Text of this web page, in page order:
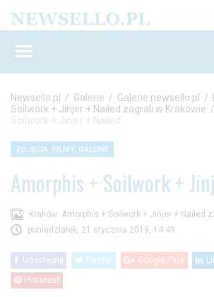
Newsello.pl / Galerie / Galerie newsello.pl /
Soilwork + Jinjer + Nailed zagrali w Krakowie /
Soilwork + Jinjer + Nailed
ZDJĘCIA, FILMY, GALERIE
Amorphis + Soilwork +
Kraków: Amorphis + Soilwork + Jinjer + Nailed
poniedziałek, 21 stycznia 2019, 14:49
Udostępnij Twitter Google Plus
Pinterest